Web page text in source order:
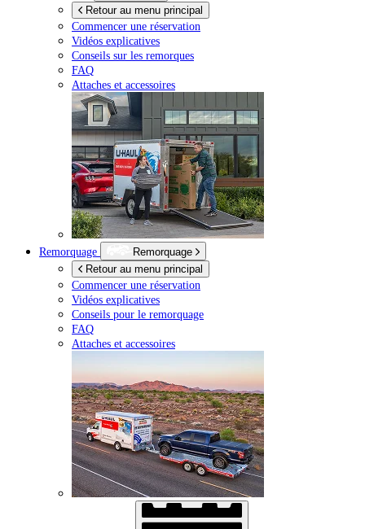
Retour au menu principal
Commencer une réservation
Vidéos explicatives
Conseils sur les remorques
FAQ
Attaches et accessoires
Remorquage
Remorquage
Retour au menu principal
Commencer une réservation
Vidéos explicatives
Conseils pour le remorquage
FAQ
Attaches et accessoires